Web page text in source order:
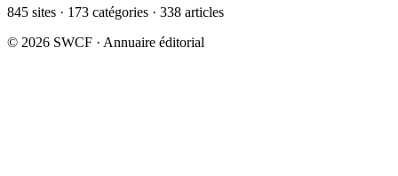
845 sites · 173 catégories · 338 articles
© 2026 SWCF · Annuaire éditorial